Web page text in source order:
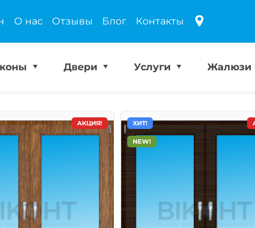
О нас Отзывы Блог Контакты
Двери Услуги Жалюзи
АКЦИЯ! ХИТ!
NEW!